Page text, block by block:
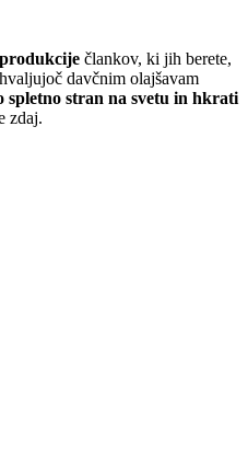
člankov, ki jih berete,
davčnim olajšavam
spletno stran na svetu in hkrati
zdaj.